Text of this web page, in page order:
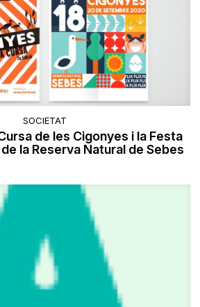
SOCIETAT
de les Cigonyes i la Festa
la Reserva Natural de Sebes